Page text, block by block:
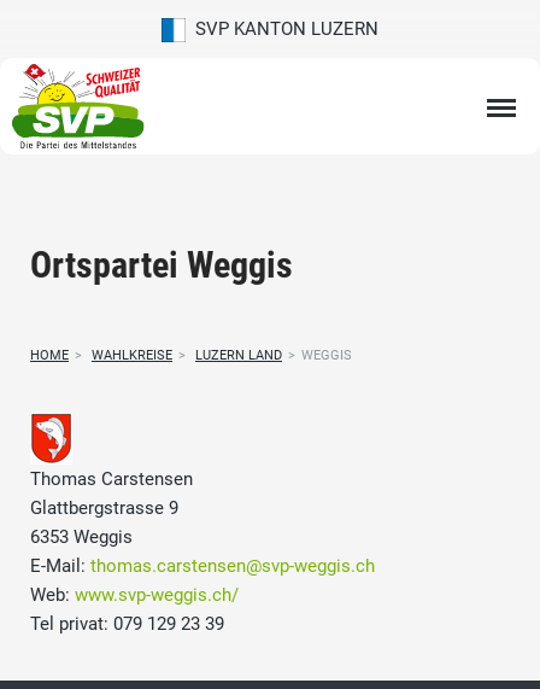
SVP KANTON LUZERN
Ortspartei Weggis
HOME > WAHLKREISE > LUZERN LAND > WEGGIS
Thomas Carstensen
Glattbergstrasse 9
6353 Weggis
E-Mail: thomas.carstensen@svp-weggis.ch
Web: www.svp-weggis.ch/
Tel privat: 079 129 23 39